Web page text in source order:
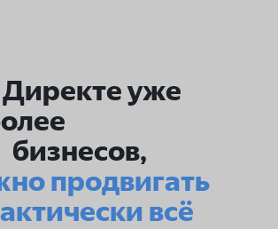
уже
бизнесов,
продвигать
всё